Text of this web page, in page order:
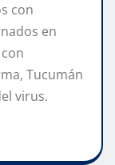
con
en
Tucumán
virus.